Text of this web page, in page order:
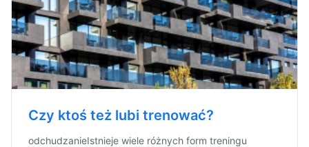
Czy ktoś też lubi trenować?
odchudzanieIstnieje wiele różnych form treningu